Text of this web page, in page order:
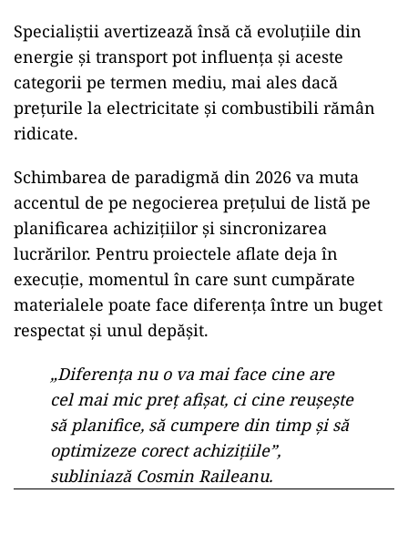
Specialiștii avertizează însă că evoluțiile din
energie și transport pot influența și aceste
categorii pe termen mediu, mai ales dacă
prețurile la electricitate și combustibili rămân
ridicate.
Schimbarea de paradigmă din 2026 va muta
accentul de pe negocierea prețului de listă pe
planificarea achizițiilor și sincronizarea
lucrărilor. Pentru proiectele aflate deja în
execuție, momentul în care sunt cumpărate
materialele poate face diferența între un buget
respectat și unul depășit.
„Diferența nu o va mai face cine are
cel mai mic preț afișat, ci cine reușește
să planifice, să cumpere din timp și să
optimizeze corect achizițiile”,
subliniază Cosmin Raileanu.